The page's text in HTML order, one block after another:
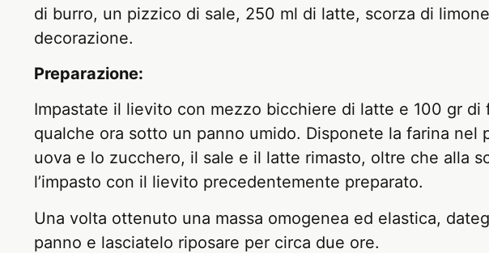
di burro, un pizzico di sale, 250 ml di latte, scorza di
decorazione.
Preparazione:
Impastate il lievito con mezzo bicchiere di latte e 100 gr di
qualche ora sotto un panno umido. Disponete la farina nel
uova e lo zucchero, il sale e il latte rimasto, oltre che alla
l’impasto con il lievito precedentemente preparato.
Una volta ottenuto una massa omogenea ed elastica,
panno e lasciatelo riposare per circa due ore.